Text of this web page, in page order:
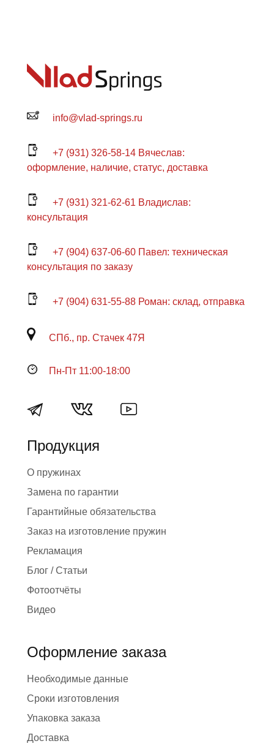
info@vlad-springs.ru
+7 (931) 326-58-14 Вячеслав:
оформление, наличие, статус, доставка
+7 (931) 321-62-61 Владислав:
консультация
+7 (904) 637-06-60 Павел: техническая
консультация по заказу
+7 (904) 631-55-88 Роман: склад, отправка
СПб., пр. Стачек 47Я
Пн-Пт 11:00-18:00
Продукция
О пружинах
Замена по гарантии
Гарантийные обязательства
Заказ на изготовление пружин
Рекламация
Блог / Статьи
Фотоотчёты
Видео
Оформление заказа
Необходимые данные
Сроки изготовления
Упаковка заказа
Доставка